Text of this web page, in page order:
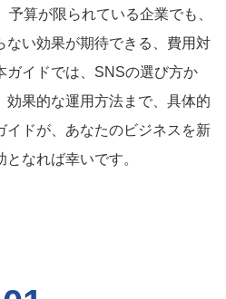
算が限られている企業でも、
ない効果が期待できる、費用対
ガイドでは、SNSの選び方か
効果的な運用方法まで、具体的
イドが、あなたのビジネスを新
なれば幸いです。